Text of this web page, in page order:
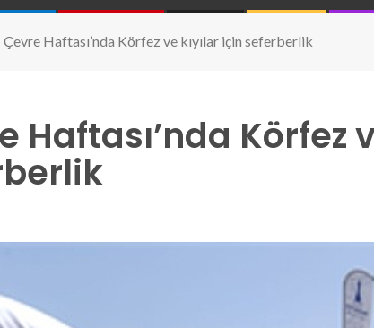
Çevre Haftası’nda Körfez ve kıyılar için seferberlik
Haftası’nda Körfez